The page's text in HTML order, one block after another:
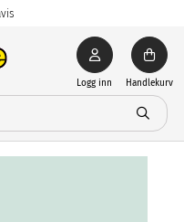
Logg inn Handlekurv